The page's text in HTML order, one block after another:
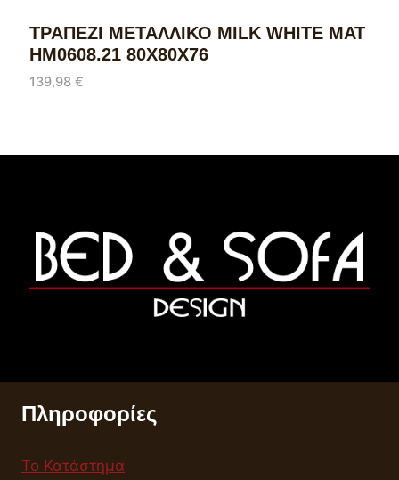
ΤΡΑΠΕΖΙ ΜΕΤΑΛΛΙΚΟ MILK WHITE ΜΑΤ
HM0608.21 80X80X76
139,98 €
Πληροφορίες
Το Κατάστημα